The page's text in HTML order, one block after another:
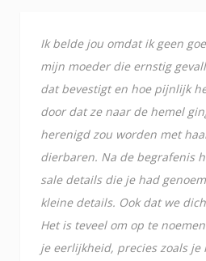
Ik belde jou omdat ik geen
mijn moeder die ernstig
dat bevestigt en hoe pijnlijk
door dat ze naar de hemel
herenigd zou worden met
dierbaren. Na de begrafenis
sale details die je had
kleine details. Ook dat we
Het is teveel om op te
je eerlijkheid, precies zoals je